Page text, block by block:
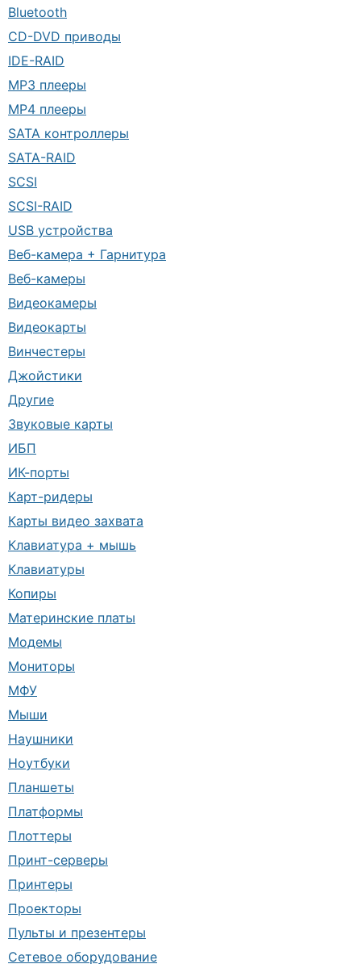
Bluetooth
CD-DVD приводы
IDE-RAID
MP3 плееры
MP4 плееры
SATA контроллеры
SATA-RAID
SCSI
SCSI-RAID
USB устройства
Веб-камера + Гарнитура
Веб-камеры
Видеокамеры
Видеокарты
Винчестеры
Джойстики
Другие
Звуковые карты
ИБП
ИК-порты
Карт-ридеры
Карты видео захвата
Клавиатура + мышь
Клавиатуры
Копиры
Материнские платы
Модемы
Мониторы
МФУ
Мыши
Наушники
Ноутбуки
Планшеты
Платформы
Плоттеры
Принт-серверы
Принтеры
Проекторы
Пульты и презентеры
Сетевое оборудование